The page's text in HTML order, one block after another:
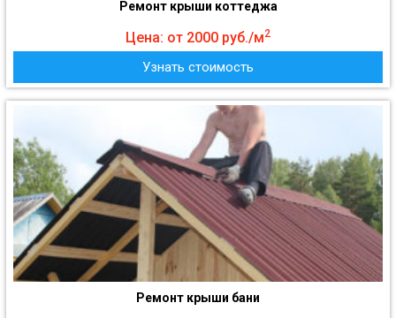
Ремонт крыши коттеджа
Цена: от 2000 руб./м2
Узнать стоимость
Ремонт крыши бани